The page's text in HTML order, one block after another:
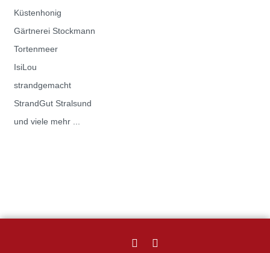
Küstenhonig
Gärtnerei Stockmann
Tortenmeer
IsiLou
strandgemacht
StrandGut Stralsund
und viele mehr ...